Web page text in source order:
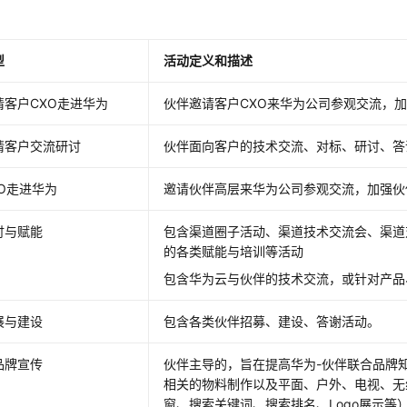
活动定义和描述
客户CXO走进华为 伙伴邀请客户CXO来华为公司参观交流，
客户交流研讨 伙伴面向客户的技术交流、对标、研讨、
走进华为 邀请伙伴高层来华为公司参观交流，加强
与赋能
包含渠道圈子活动、渠道技术交流会、渠
的各类赋能与培训等活动
包含华为云与伙伴的技术交流，或针对产
与建设 包含各类伙伴招募、建设、答谢活动。
牌宣传
伙伴主导的，旨在提高华为-伙伴联合品牌
相关的物料制作以及平面、户外、电视、
窗、搜索关键词、搜索排名、Logo展示等